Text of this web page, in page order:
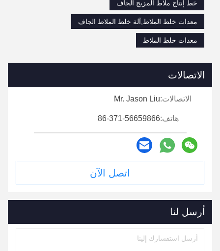
خط إنتاج ملاط ​​المزيج الجاف
معدات خلط الملاط,آلة خلط الملاط الجاف
معدات خلط الملاط
الاتصالات
الاتصالات:Mr. Jason Liu
هاتف:86-371-56659866
اتصل الآن
أرسل لنا